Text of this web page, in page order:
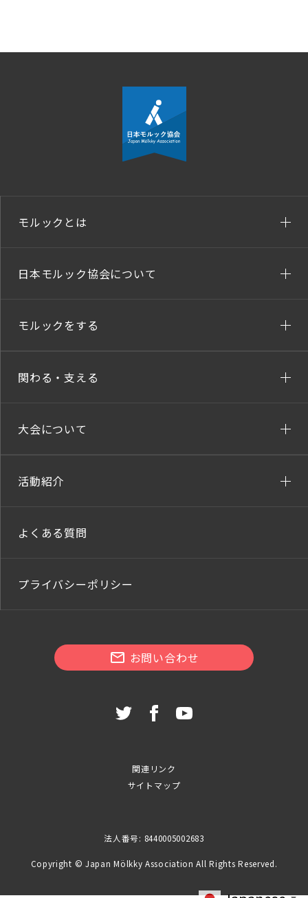
モルックとは
日本モルック協会について
モルックをする
関わる・支える
大会について
活動紹介
よくある質問
プライバシーポリシー
お問い合わせ
関連リンク
サイトマップ
法人番号: 8440005002683
Copyright © Japan Mölkky Association All Rights Reserved.